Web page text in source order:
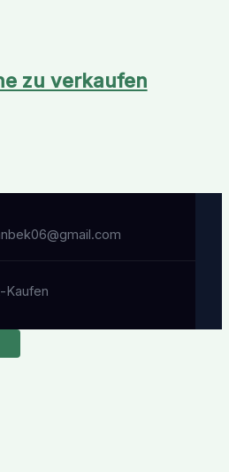
zu verkaufen
Kaufen